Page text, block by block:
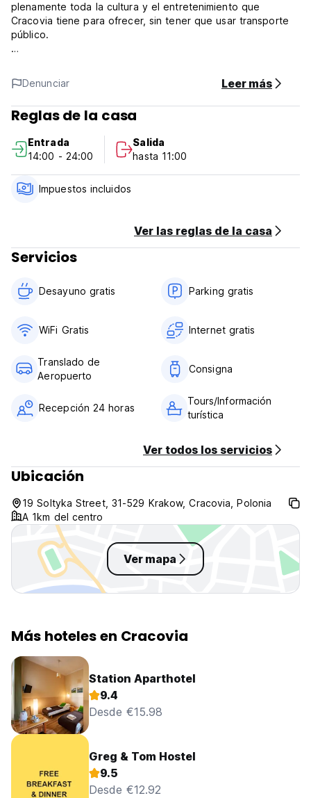
plenamente toda la cultura y el entretenimiento que
Cracovia tiene para ofrecer, sin tener que usar transporte
público.
cómodas, decoradas en un estilo clásico, renovadas en
2019.
Para nuestros huéspedes motorizados, ofrecemos un
posible.
El hotel ofrece servicio de internet inalámbrico gratuito.
Denunciar Leer más
Reglas de la casa
Entrada
14:00 - 24:00
Salida
hasta 11:00
Impuestos incluidos
Ver las reglas de la casa
Servicios
Desayuno gratis Parking gratis
WiFi Gratis Internet gratis
Translado de
Aeropuerto
Consigna
Recepción 24 horas
Tours/Información
turística
Ver todos los servicios
Ubicación
19 Soltyka Street, 31-529 Krakow, Cracovia, Polonia
A 1km del centro
Ver mapa
Más hoteles en Cracovia
Station Aparthotel
9.4
Desde €15.98
Greg & Tom Hostel
9.5
Desde €12.92